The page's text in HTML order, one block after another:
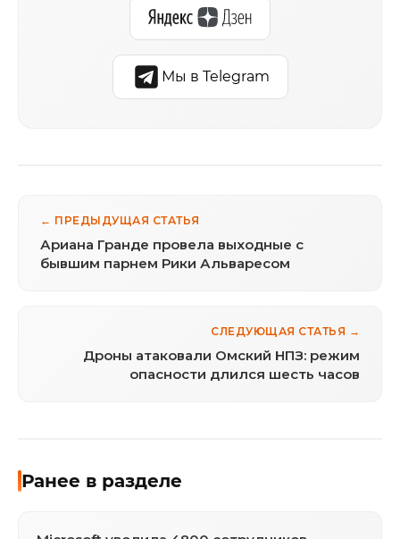
Мы в Telegram
← ПРЕДЫДУЩАЯ СТАТЬЯ
Ариана Гранде провела выходные с
бывшим парнем Рики Альваресом
СЛЕДУЮЩАЯ СТАТЬЯ →
Дроны атаковали Омский НПЗ: режим
опасности длился шесть часов
Ранее в разделе